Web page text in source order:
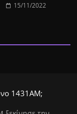
15/11/2022
1431ΑΜ;